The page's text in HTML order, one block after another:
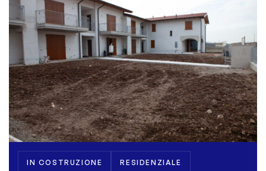
IN COSTRUZIONE RESIDENZIALE